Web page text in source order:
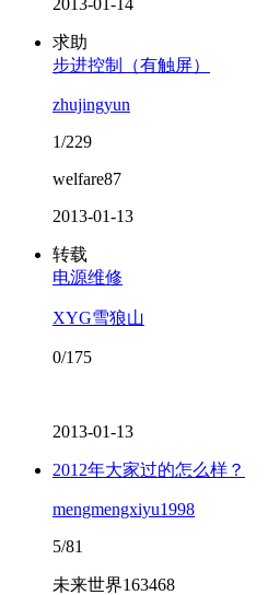
2013-01-14
求助
步进控制（有触屏）
zhujingyun
1/229
welfare87
2013-01-13
转载
电源维修
XYG雪狼山
0/175
2013-01-13
2012年大家过的怎么样？
mengmengxiyu1998
5/81
未来世界163468